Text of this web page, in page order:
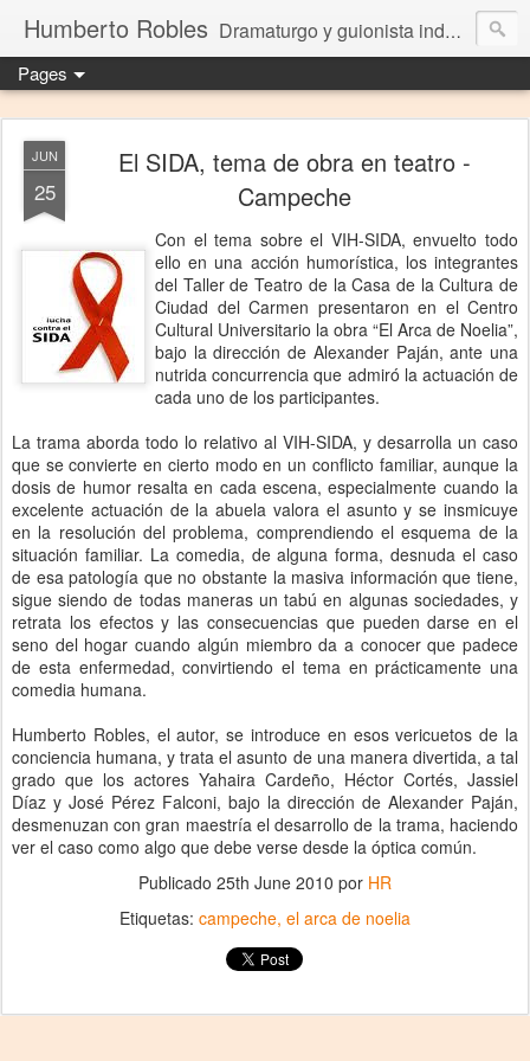
Humberto Robles Dramaturgo y guionista independiente
Pages
JUN
25
El SIDA, tema de obra en teatro -
Campeche
Con el tema sobre el VIH-SIDA, envuelto todo
ello en una acción humorística, los integrantes
del Taller de Teatro de la Casa de la Cultura de
Ciudad del Carmen presentaron en el Centro
Cultural Universitario la obra “El Arca de Noelia”,
bajo la dirección de Alexander Paján, ante una
nutrida concurrencia que admiró la actuación de
cada uno de los participantes.
La trama aborda todo lo relativo al VIH-SIDA, y desarrolla un caso
que se convierte en cierto modo en un conflicto familiar, aunque la
dosis de humor resalta en cada escena, especialmente cuando la
excelente actuación de la abuela valora el asunto y se insmicuye
en la resolución del problema, comprendiendo el esquema de la
situación familiar. La comedia, de alguna forma, desnuda el caso
de esa patología que no obstante la masiva información que tiene,
sigue siendo de todas maneras un tabú en algunas sociedades, y
retrata los efectos y las consecuencias que pueden darse en el
seno del hogar cuando algún miembro da a conocer que padece
de esta enfermedad, convirtiendo el tema en prácticamente una
comedia humana.
Humberto Robles, el autor, se introduce en esos vericuetos de la
conciencia humana, y trata el asunto de una manera divertida, a tal
grado que los actores Yahaira Cardeño, Héctor Cortés, Jassiel
Díaz y José Pérez Falconi, bajo la dirección de Alexander Paján,
desmenuzan con gran maestría el desarrollo de la trama, haciendo
ver el caso como algo que debe verse desde la óptica común.
Publicado 25th June 2010 por HR
Etiquetas: campeche el arca de noelia